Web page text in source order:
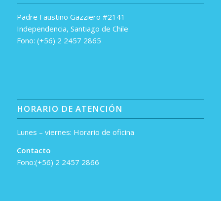
Padre Faustino Gazziero #2141
Independencia, Santiago de Chile
Fono: (+56) 2 2457 2865
HORARIO DE ATENCIÓN
Lunes – viernes: Horario de oficina
Contacto
Fono:(+56) 2 2457 2866